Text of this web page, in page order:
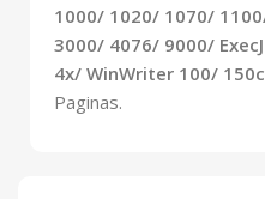
1000/ 1020/ 1070/
3000/ 4076/ 9000/
4x/ WinWriter 100/ 150c
Paginas.